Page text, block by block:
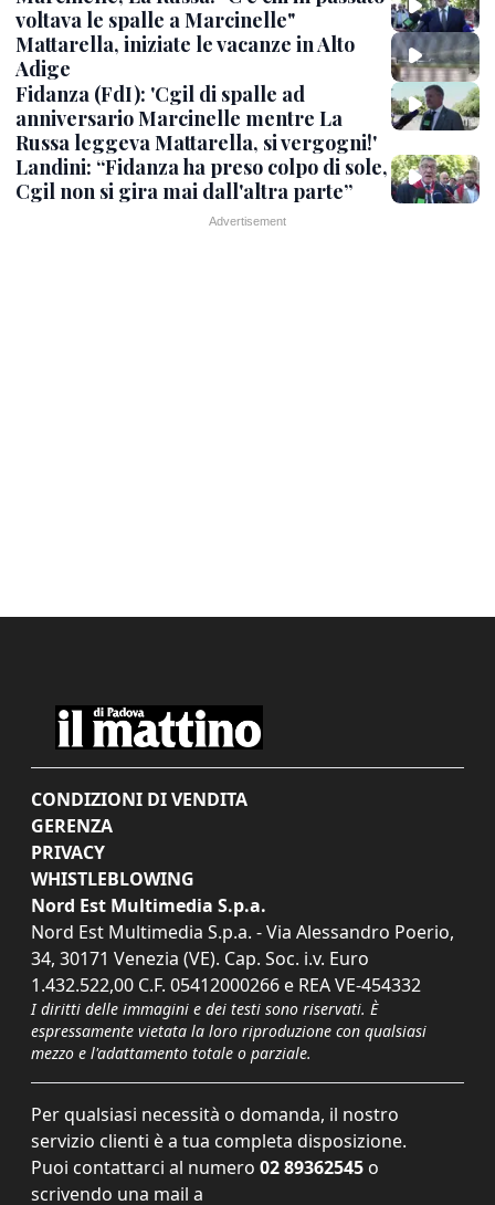
voltava le spalle a Marcinelle"
Mattarella, iniziate le vacanze in Alto
Adige
Fidanza (FdI): 'Cgil di spalle ad
anniversario Marcinelle mentre La
Russa leggeva Mattarella, si vergogni!'
Landini: “Fidanza ha preso colpo di sole,
Cgil non si gira mai dall'altra parte”
CONDIZIONI DI VENDITA
GERENZA
PRIVACY
WHISTLEBLOWING
Nord Est Multimedia S.p.a.
Nord Est Multimedia S.p.a. - Via Alessandro Poerio,
34, 30171 Venezia (VE). Cap. Soc. i.v. Euro
1.432.522,00 C.F. 05412000266 e REA VE-454332
I diritti delle immagini e dei testi sono riservati. È
espressamente vietata la loro riproduzione con qualsiasi
mezzo e l'adattamento totale o parziale.
Per qualsiasi necessità o domanda, il nostro
servizio clienti è a tua completa disposizione.
Puoi contattarci al numero 02 89362545 o
scrivendo una mail a